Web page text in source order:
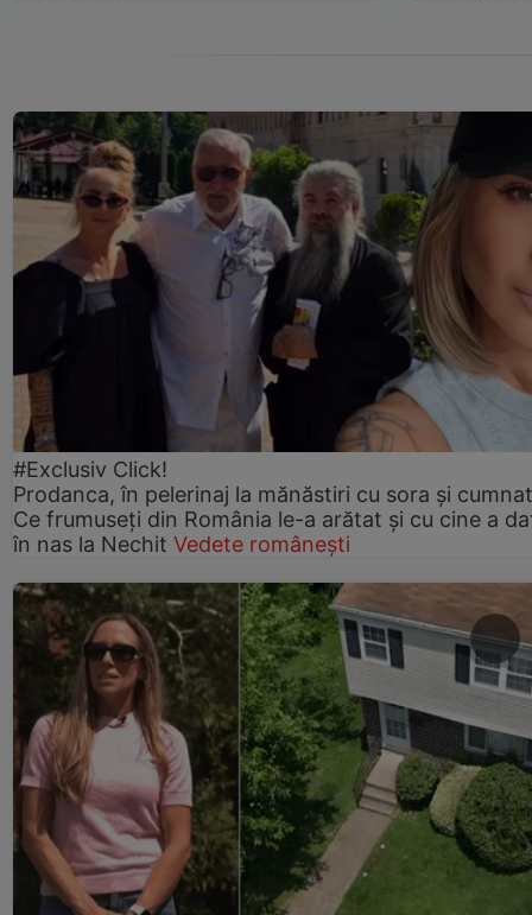
#Exclusiv Click!
Prodanca, în pelerinaj la mănăstiri cu sora și
Ce frumuseți din România le-a arătat și cu cine a
în nas la Nechit Vedete românești